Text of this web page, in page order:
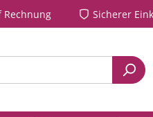
Rechnung Sicherer